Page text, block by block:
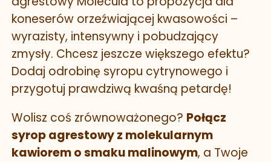
koneserów orzeźwiającej kwasowości –
wyrazisty, intensywny i pobudzający
zmysły. Chcesz jeszcze większego efektu?
Dodaj odrobinę syropu cytrynowego i
przygotuj prawdziwą kwaśną petardę!
Wolisz coś zrównoważonego? Połącz
syrop agrestowy z molekularnym
kawiorem o smaku malinowym, a Twoje